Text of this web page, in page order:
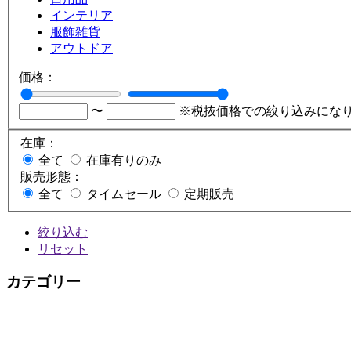
インテリア
服飾雑貨
アウトドア
価格：
〜 ※税抜価格での絞り込みにな
在庫：
全て
在庫有りのみ
販売形態：
全て
タイムセール 定期販売
絞り込む
リセット
カテゴリー